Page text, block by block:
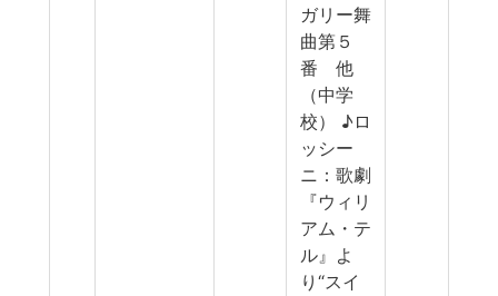
ガリー舞
曲第５
番 他
（中学
校） ♪ロ
ッシー
ニ：歌劇
『ウィリ
アム・テ
ル』よ
り“スイ